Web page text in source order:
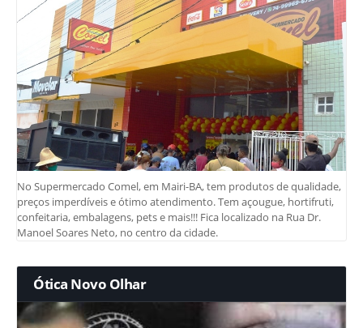
No Supermercado Comel, em Mairi-BA, tem produtos de qualidade,
preços imperdíveis e ótimo atendimento. Tem açougue, hortifruti,
confeitaria, embalagens, pets e mais!!! Fica localizado na Rua Dr.
Manoel Soares Neto, no centro da cidade.
Ótica Novo Olhar